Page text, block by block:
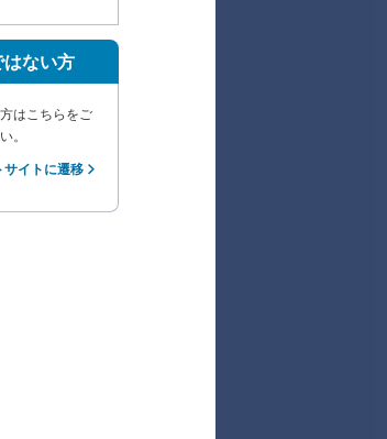
ない方
はこちらをご
。
イトに遷移